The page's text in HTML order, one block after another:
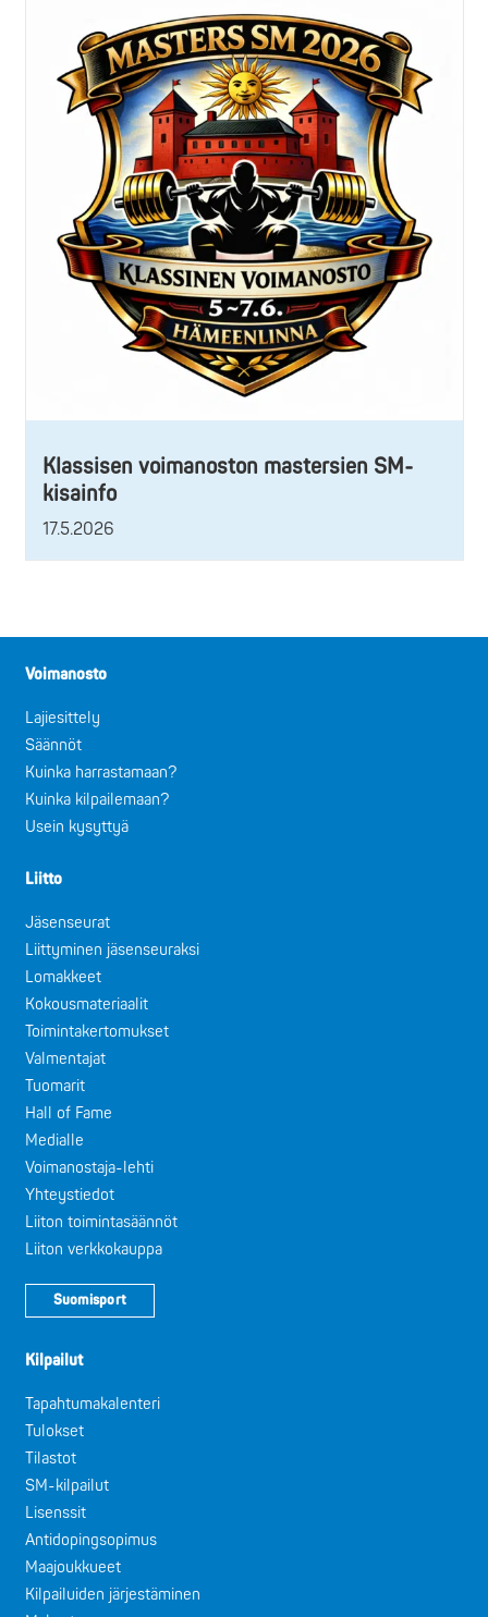
Klassisen voimanoston mastersien SM-
kisainfo
17.5.2026
Voimanosto
Lajiesittely
Säännöt
Kuinka harrastamaan?
Kuinka kilpailemaan?
Usein kysyttyä
Liitto
Jäsenseurat
Liittyminen jäsenseuraksi
Lomakkeet
Kokousmateriaalit
Toimintakertomukset
Valmentajat
Tuomarit
Hall of Fame
Medialle
Voimanostaja-lehti
Yhteystiedot
Liiton toimintasäännöt
Liiton verkkokauppa
Suomisport
Kilpailut
Tapahtumakalenteri
Tulokset
Tilastot
SM-kilpailut
Lisenssit
Antidopingsopimus
Maajoukkueet
Kilpailuiden järjestäminen